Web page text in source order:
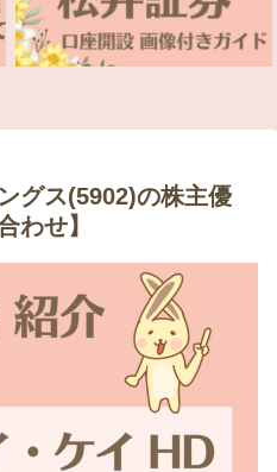
グス(5902)の株主優
わせ】